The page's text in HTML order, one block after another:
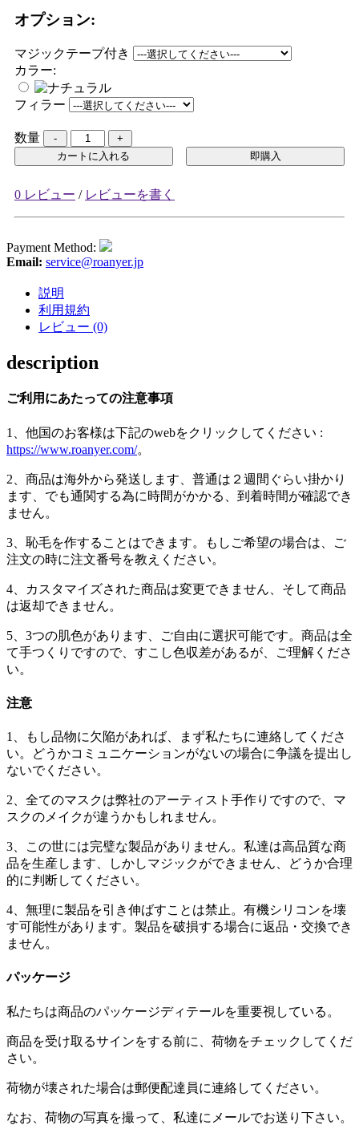
オプション:
マジックテープ付き
カラー:
フィラー
数量
カートに入れる 即購入
0 レビュー / レビューを書く
Payment Method:
Email: service@roanyer.jp
説明
利用規約
レビュー (0)
description
ご利用にあたっての注意事項
1、他国のお客様は下記のwebをクリックしてください :
https://www.roanyer.com/。
2、商品は海外から発送します、普通は２週間ぐらい掛かり
ます、でも通関する為に時間がかかる、到着時間が確認でき
ません。
3、恥毛を作することはできます。もしご希望の場合は、ご
注文の時に注文番号を教えください。
4、カスタマイズされた商品は変更できません、そして商品
は返却できません。
5、3つの肌色があります、ご自由に選択可能です。商品は全
て手つくりですので、すこし色収差があるが、ご理解くださ
い。
注意
1、もし品物に欠陥があれば、まず私たちに連絡してくださ
い。どうかコミュニケーションがないの場合に争議を提出し
ないでください。
2、全てのマスクは弊社のアーティスト手作りですので、マ
スクのメイクが違うかもしれません。
3、この世には完璧な製品がありません。私達は高品質な商
品を生産します、しかしマジックができません、どうか合理
的に判断してください。
4、無理に製品を引き伸ばすことは禁止。有機シリコンを壊
す可能性があります。製品を破損する場合に返品・交換でき
ません。
パッケージ
私たちは商品のパッケージディテールを重要視している。
商品を受け取るサインをする前に、荷物をチェックしてくだ
さい。
荷物が壊された場合は郵便配達員に連絡してください。
なお、荷物の写真を撮って、私達にメールでお送り下さい。